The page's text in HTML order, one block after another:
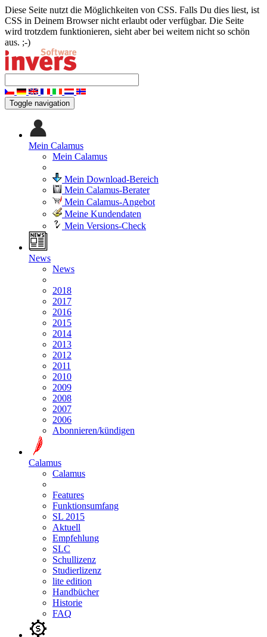
Diese Seite nutzt die Möglichkeiten von CSS. Falls Du dies liest, ist
CSS in Deinem Browser nicht erlaubt oder verfügbar. Die Seite
wird trotzdem funktionieren, sieht aber bei weitem nicht so schön
aus. ;-)
Toggle navigation
Mein Calamus
Mein Calamus
Mein Download-Bereich
Mein Calamus-Berater
Mein Calamus-Angebot
Meine Kundendaten
Mein Versions-Check
News
News
2018
2017
2016
2015
2014
2013
2012
2011
2010
2009
2008
2007
2006
Abonnieren/kündigen
Calamus
Calamus
Features
Funktionsumfang
SL 2015
Aktuell
Empfehlung
SLC
Schullizenz
Studierlizenz
lite edition
Handbücher
Historie
FAQ